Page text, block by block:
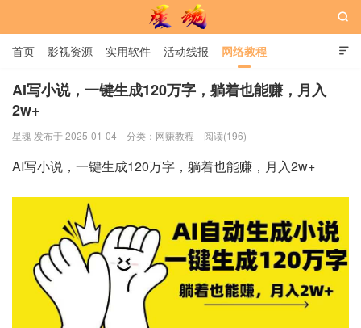
星魂网

首页 影视资源 实用软件 活动线报 网络教程
用户中心 书籍 娱乐

AI写小说，一键生成120万字，躺着也能赚，月入
2w+
星魂 发布于 2025-01-04 分类： 网赚教程 阅读(196)
AI写小说，一键生成120万字，躺着也能赚，月入2w+